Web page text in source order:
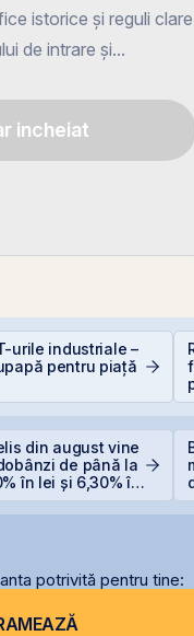
istorice și reguli clare
de intrare și...
incheiat
urile industriale –
pentru piață
din august vine
de până la
în lei și 6,30% în
potrivită pentru tine: